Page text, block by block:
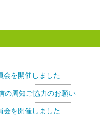
会を開催しました
周知ご協力のお願い
会を開催しました